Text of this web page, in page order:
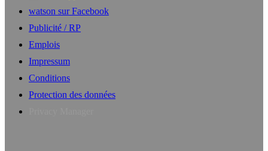
watson sur Facebook
Publicité / RP
Emplois
Impressum
Conditions
Protection des données